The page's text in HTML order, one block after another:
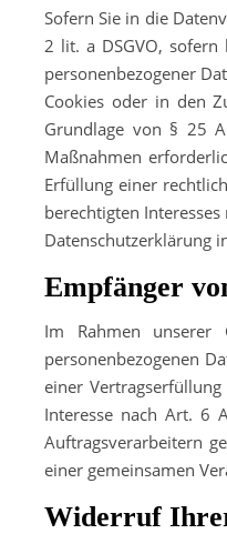
Sofern Sie in die
2 lit. a DSGVO,
personenbezogener
Cookies oder in den
Grundlage von § 25
Maßnahmen
Erfüllung einer
berechtigten
Datenschutzerklärung
Empfänger
Im Rahmen unserer
personenbezogenen
einer
Interesse nach Art. 6
Auftragsverarbeitern
einer gemeinsamen
Widerruf